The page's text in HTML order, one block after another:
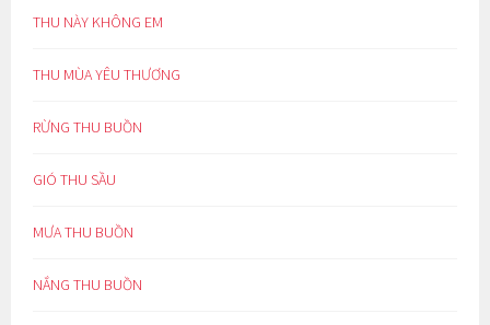
THU NÀY KHÔNG EM
THU MÙA YÊU THƯƠNG
RỪNG THU BUỒN
GIÓ THU SẦU
MƯA THU BUỒN
NẮNG THU BUỒN